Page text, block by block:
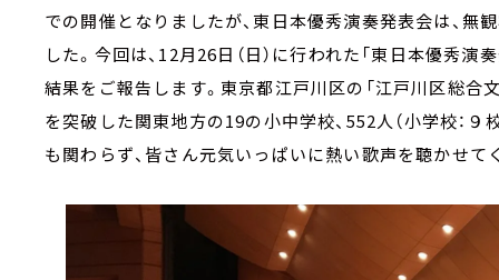
での開催となりましたが、東日本優秀演奏発表会は、
した。今回は、12月26日（日）に行われた「東日本優秀演
結果をご報告します。東京都江戸川区の「江戸川区総合
を突破した関東地方の19の小中学校、552人（小学校：
も関わらず、皆さん元気いっぱいに熱い歌声を聴かせて